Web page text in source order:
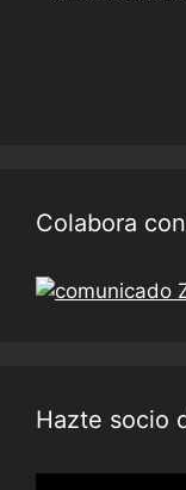
Colabora
Hazte socio